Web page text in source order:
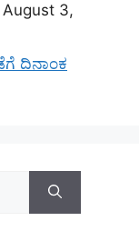
August 3,
ದಿನಾಂಕ